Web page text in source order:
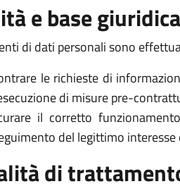
e base giuridica
di dati personali sono
le richieste di
di misure pre-
il corretto
del legittimo interesse
di